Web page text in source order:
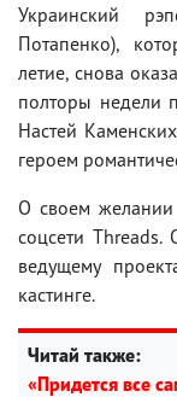
Украинский
Потапенко),
летие, снова
полторы недели
Настей
героем
О своем
соцсети
ведущему
кастинге.
Читай также:
«Придется все